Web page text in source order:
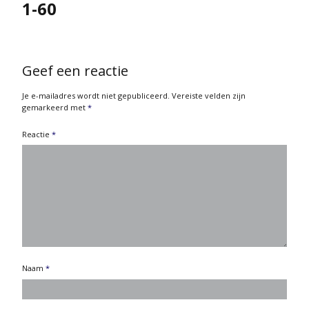
1-60
Geef een reactie
Je e-mailadres wordt niet gepubliceerd. Vereiste velden zijn
gemarkeerd met *
Reactie *
Naam *